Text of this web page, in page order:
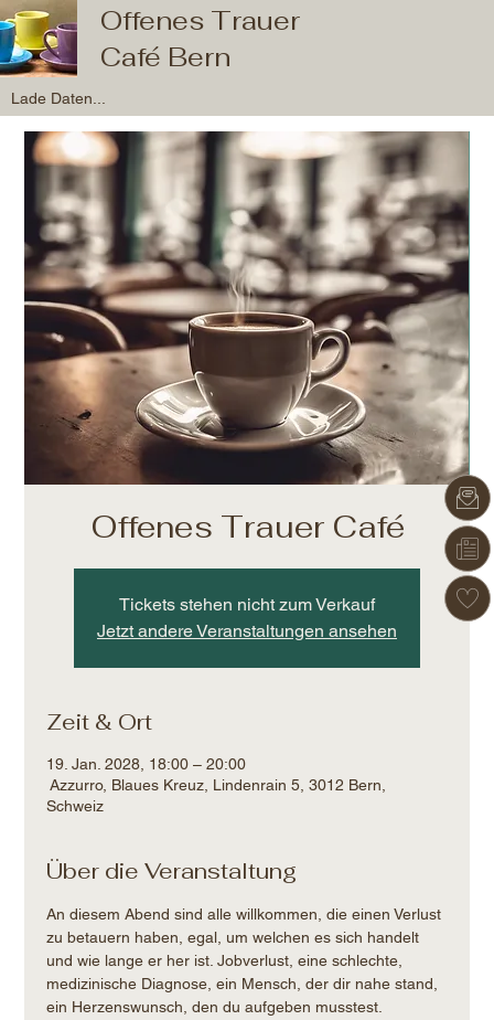
Lade Daten...
Offenes Trauer
Café Bern
Offenes Trauer Café
Tickets stehen nicht zum Verkauf
Jetzt andere Veranstaltungen ansehen
Zeit & Ort
19. Jan. 2028, 18:00 – 20:00
Azzurro, Blaues Kreuz, Lindenrain 5, 3012 Bern,
Schweiz
Über die Veranstaltung
An diesem Abend sind alle willkommen, die einen Verlust
zu betauern haben, egal, um welchen es sich handelt
und wie lange er her ist. Jobverlust, eine schlechte,
medizinische Diagnose, ein Mensch, der dir nahe stand,
ein Herzenswunsch, den du aufgeben musstest.